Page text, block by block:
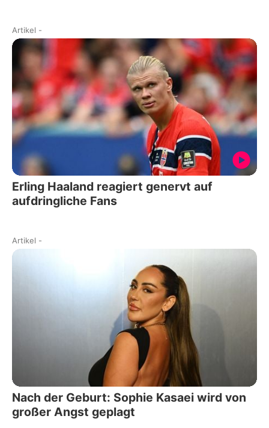
Artikel -
Erling Haaland reagiert genervt auf
aufdringliche Fans
Artikel -
Nach der Geburt: Sophie Kasaei wird von
großer Angst geplagt